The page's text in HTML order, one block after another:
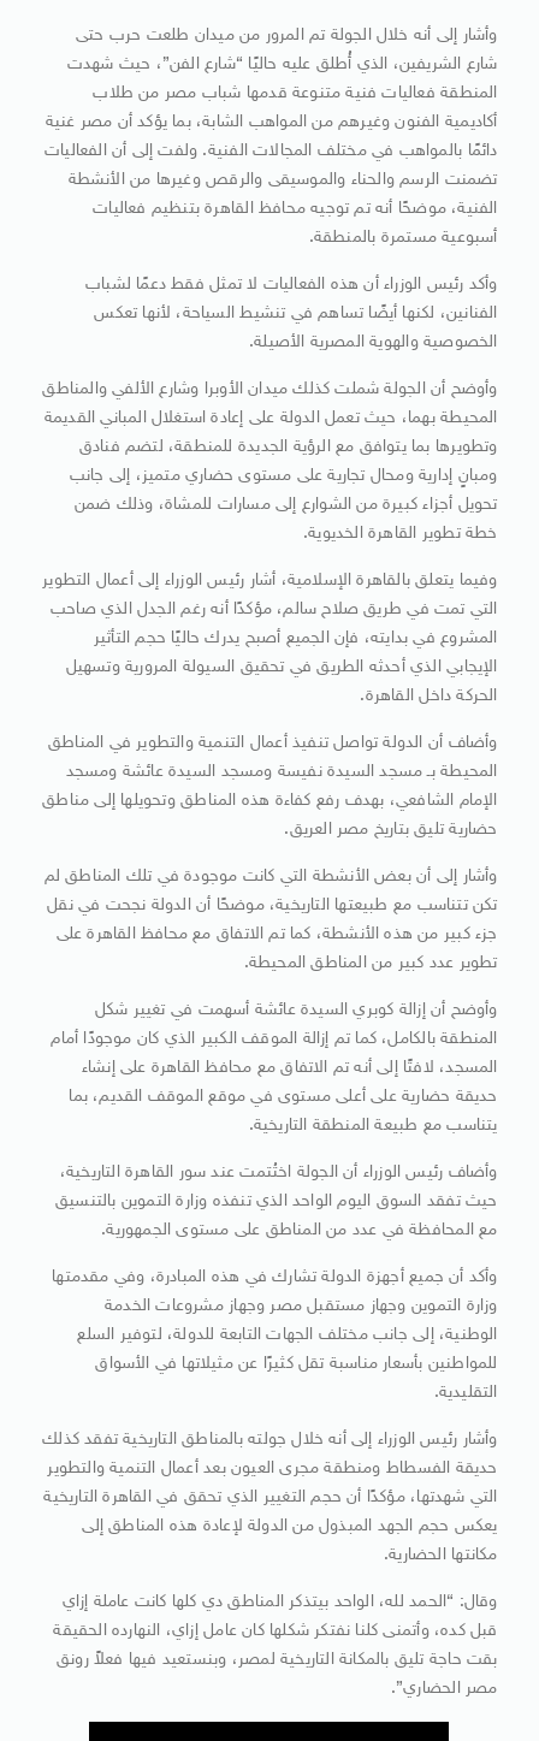
وأشار إلى أنه خلال الجولة تم المرور من ميدان طلعت حرب حتى
شارع الشريفين، الذي أُطلق عليه حاليًا “شارع الفن”، حيث شهدت
المنطقة فعاليات فنية متنوعة قدمها شباب مصر من طلاب
أكاديمية الفنون وغيرهم من المواهب الشابة، بما يؤكد أن مصر غنية
دائمًا بالمواهب في مختلف المجالات الفنية. ولفت إلى أن الفعاليات
تضمنت الرسم والحناء والموسيقى والرقص وغيرها من الأنشطة
الفنية، موضحًا أنه تم توجيه محافظ القاهرة بتنظيم فعاليات
أسبوعية مستمرة بالمنطقة.
وأكد رئيس الوزراء أن هذه الفعاليات لا تمثل فقط دعمًا لشباب
الفنانين، لكنها أيضًا تساهم في تنشيط السياحة، لأنها تعكس
الخصوصية والهوية المصرية الأصيلة.
وأوضح أن الجولة شملت كذلك ميدان الأوبرا وشارع الألفي والمناطق
المحيطة بهما، حيث تعمل الدولة على إعادة استغلال المباني القديمة
وتطويرها بما يتوافق مع الرؤية الجديدة للمنطقة، لتضم فنادق
ومبانٍ إدارية ومحال تجارية على مستوى حضاري متميز، إلى جانب
تحويل أجزاء كبيرة من الشوارع إلى مسارات للمشاة، وذلك ضمن
خطة تطوير القاهرة الخديوية.
وفيما يتعلق بالقاهرة الإسلامية، أشار رئيس الوزراء إلى أعمال التطوير
التي تمت في طريق صلاح سالم، مؤكدًا أنه رغم الجدل الذي صاحب
المشروع في بدايته، فإن الجميع أصبح يدرك حاليًا حجم التأثير
الإيجابي الذي أحدثه الطريق في تحقيق السيولة المرورية وتسهيل
الحركة داخل القاهرة.
وأضاف أن الدولة تواصل تنفيذ أعمال التنمية والتطوير في المناطق
المحيطة بـ مسجد السيدة نفيسة ومسجد السيدة عائشة ومسجد
الإمام الشافعي، بهدف رفع كفاءة هذه المناطق وتحويلها إلى مناطق
حضارية تليق بتاريخ مصر العريق.
وأشار إلى أن بعض الأنشطة التي كانت موجودة في تلك المناطق لم
تكن تتناسب مع طبيعتها التاريخية، موضحًا أن الدولة نجحت في نقل
جزء كبير من هذه الأنشطة، كما تم الاتفاق مع محافظ القاهرة على
تطوير عدد كبير من المناطق المحيطة.
وأوضح أن إزالة كوبري السيدة عائشة أسهمت في تغيير شكل
المنطقة بالكامل، كما تم إزالة الموقف الكبير الذي كان موجودًا أمام
المسجد، لافتًا إلى أنه تم الاتفاق مع محافظ القاهرة على إنشاء
حديقة حضارية على أعلى مستوى في موقع الموقف القديم، بما
يتناسب مع طبيعة المنطقة التاريخية.
وأضاف رئيس الوزراء أن الجولة اختُتمت عند سور القاهرة التاريخية،
حيث تفقد السوق اليوم الواحد الذي تنفذه وزارة التموين بالتنسيق
مع المحافظة في عدد من المناطق على مستوى الجمهورية.
وأكد أن جميع أجهزة الدولة تشارك في هذه المبادرة، وفي مقدمتها
وزارة التموين وجهاز مستقبل مصر وجهاز مشروعات الخدمة
الوطنية، إلى جانب مختلف الجهات التابعة للدولة، لتوفير السلع
للمواطنين بأسعار مناسبة تقل كثيرًا عن مثيلاتها في الأسواق
التقليدية.
وأشار رئيس الوزراء إلى أنه خلال جولته بالمناطق التاريخية تفقد كذلك
حديقة الفسطاط ومنطقة مجرى العيون بعد أعمال التنمية والتطوير
التي شهدتها، مؤكدًا أن حجم التغيير الذي تحقق في القاهرة التاريخية
يعكس حجم الجهد المبذول من الدولة لإعادة هذه المناطق إلى
مكانتها الحضارية.
وقال: “الحمد لله، الواحد بيتذكر المناطق دي كلها كانت عاملة إزاي
قبل كده، وأتمنى كلنا نفتكر شكلها كان عامل إزاي، النهارده الحقيقة
بقت حاجة تليق بالمكانة التاريخية لمصر، وبنستعيد فيها فعلاً رونق
مصر الحضاري”.